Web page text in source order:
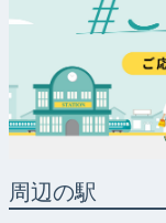
周辺の駅